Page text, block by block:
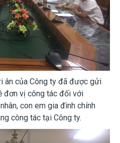
ân của Công ty đã được gửi
đơn vị công tác đối với
con em gia đình chính
công tác tại Công ty.